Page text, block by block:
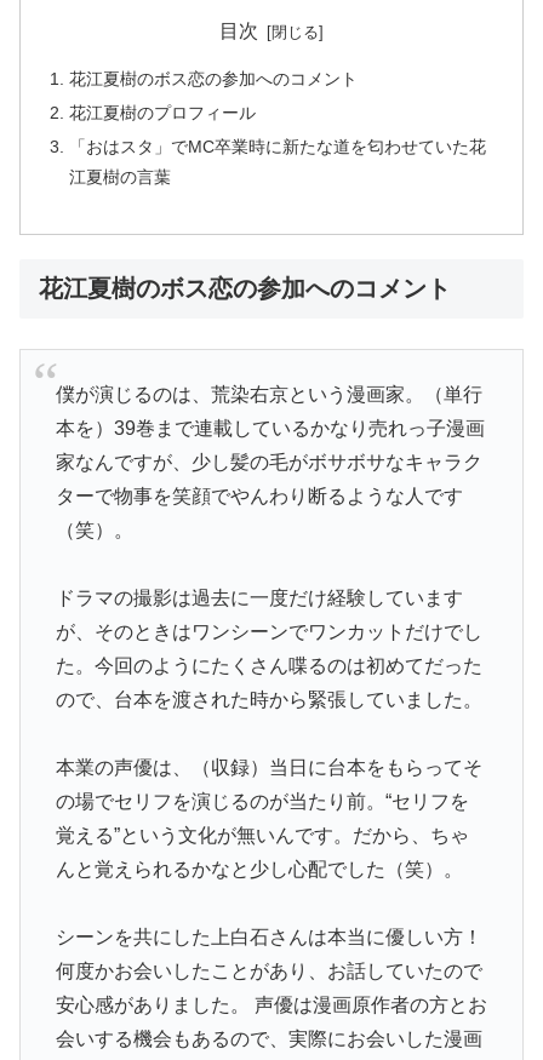
目次
花江夏樹のボス恋の参加へのコメント
花江夏樹のプロフィール
「おはスタ」でMC卒業時に新たな道を匂わせていた花
江夏樹の言葉
花江夏樹のボス恋の参加へのコメント
僕が演じるのは、荒染右京という漫画家。（単行
本を）39巻まで連載しているかなり売れっ子漫画
家なんですが、少し髪の毛がボサボサなキャラク
ターで物事を笑顔でやんわり断るような人です
（笑）。
ドラマの撮影は過去に一度だけ経験しています
が、そのときはワンシーンでワンカットだけでし
た。今回のようにたくさん喋るのは初めてだった
ので、台本を渡された時から緊張していました。
本業の声優は、（収録）当日に台本をもらってそ
の場でセリフを演じるのが当たり前。“セリフを
覚える”という文化が無いんです。だから、ちゃ
んと覚えられるかなと少し心配でした（笑）。
シーンを共にした上白石さんは本当に優しい方！
何度かお会いしたことがあり、お話していたので
安心感がありました。 声優は漫画原作者の方とお
会いする機会もあるので、実際にお会いした漫画